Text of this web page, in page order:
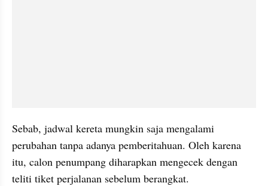
Sebab, jadwal kereta mungkin saja mengalami
perubahan tanpa adanya pemberitahuan. Oleh karena
itu, calon penumpang diharapkan mengecek dengan
teliti tiket perjalanan sebelum berangkat.